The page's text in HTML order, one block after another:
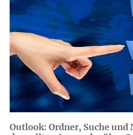
Outlook: Ordner, Suche und